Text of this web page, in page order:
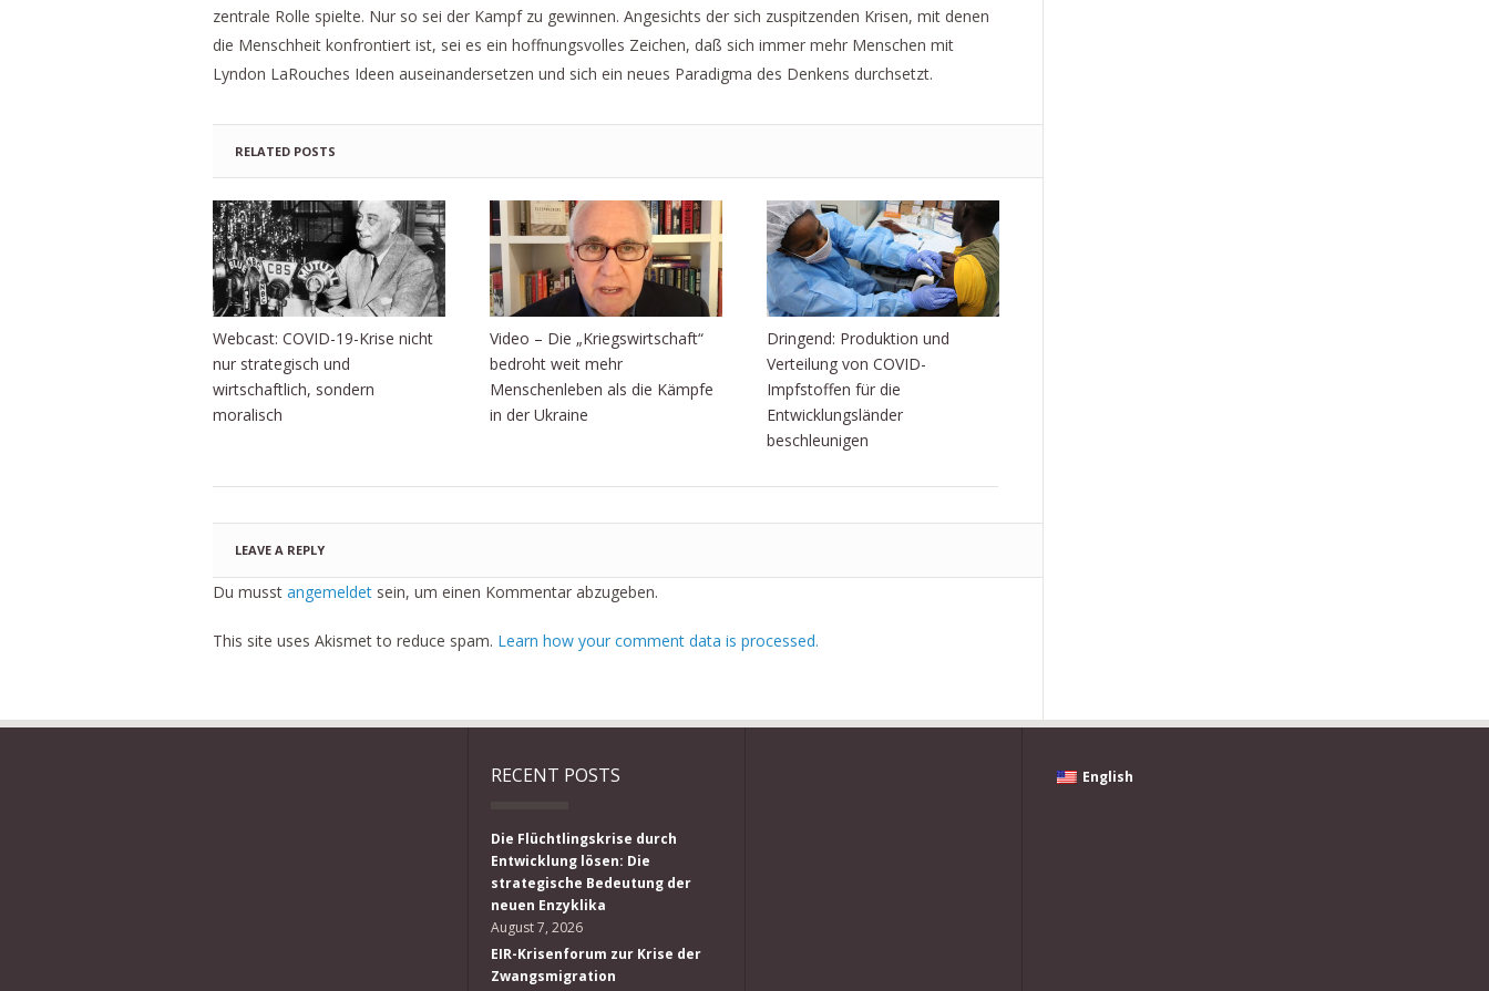
zentrale Rolle spielte. Nur so sei der Kampf zu gewinnen. Angesichts der sich zuspitzenden Krisen, mit denen
die Menschheit konfrontiert ist, sei es ein hoffnungsvolles Zeichen, daß sich immer mehr Menschen mit
Lyndon LaRouches Ideen auseinandersetzen und sich ein neues Paradigma des Denkens durchsetzt.
RELATED POSTS
Webcast: COVID-19-Krise nicht
nur strategisch und
wirtschaftlich, sondern
moralisch
Video – Die „Kriegswirtschaft“
bedroht weit mehr
Menschenleben als die Kämpfe
in der Ukraine
Dringend: Produktion und
Verteilung von COVID-
Impfstoffen für die
Entwicklungsländer
beschleunigen
LEAVE A REPLY
Du musst angemeldet sein, um einen Kommentar abzugeben.
This site uses Akismet to reduce spam. Learn how your comment data is processed.
RECENT POSTS
Die Flüchtlingskrise durch
Entwicklung lösen: Die
strategische Bedeutung der
neuen Enzyklika
August 7, 2026
EIR-Krisenforum zur Krise der
Zwangsmigration
English